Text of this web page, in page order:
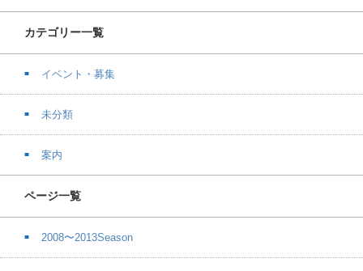
カテゴリー一覧
イベント・募集
未分類
案内
ページ一覧
2008〜2013Season